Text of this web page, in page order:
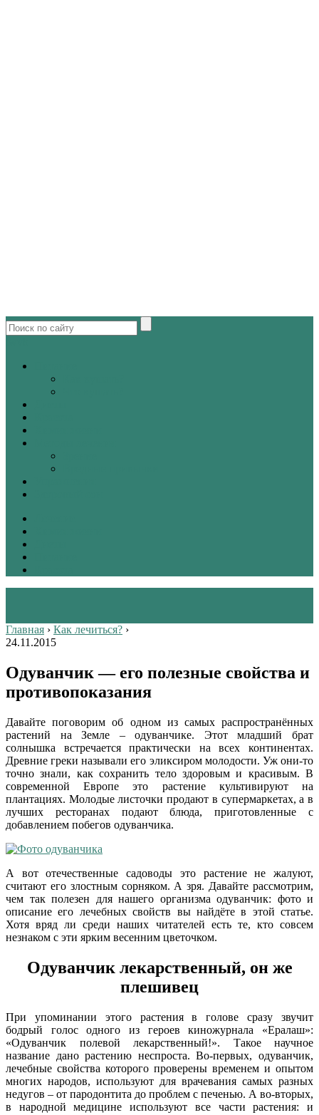
Главная › Как лечиться? ›
24.11.2015
Одуванчик — его полезные свойства и
противопоказания
Давайте поговорим об одном из самых распространённых
растений на Земле – одуванчике. Этот младший брат
солнышка встречается практически на всех континентах.
Древние греки называли его эликсиром молодости. Уж они-то
точно знали, как сохранить тело здоровым и красивым. В
современной Европе это растение культивируют на
плантациях. Молодые листочки продают в супермаркетах, а в
лучших ресторанах подают блюда, приготовленные с
добавлением побегов одуванчика.
А вот отечественные садоводы это растение не жалуют,
считают его злостным сорняком. А зря. Давайте рассмотрим,
чем так полезен для нашего организма одуванчик: фото и
описание его лечебных свойств вы найдёте в этой статье.
Хотя вряд ли среди наших читателей есть те, кто совсем
незнаком с эти ярким весенним цветочком.
Одуванчик лекарственный, он же
плешивец
При упоминании этого растения в голове сразу звучит
бодрый голос одного из героев киножурнала «Ералаш»:
«Одуванчик полевой лекарственный!». Такое научное
название дано растению неспроста. Во-первых, одуванчик,
лечебные свойства которого проверены временем и опытом
многих народов, используют для врачевания самых разных
недугов – от пародонтита до проблем с печенью. А во-вторых,
в народной медицине используют все части растения: и